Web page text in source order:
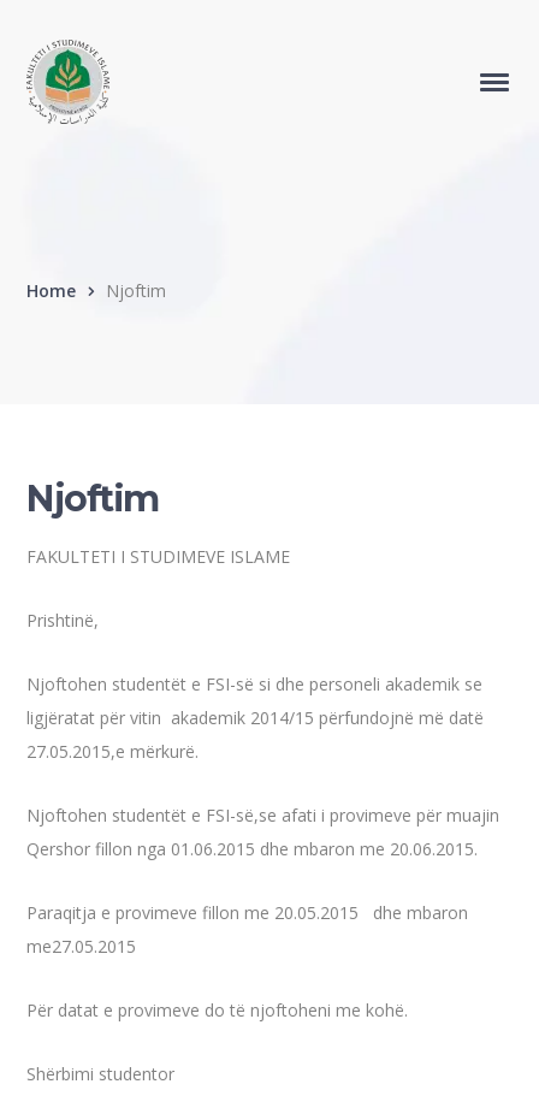
Home Njoftim
Njoftim
FAKULTETI I STUDIMEVE ISLAME
Prishtinë,
Njoftohen studentët e FSI-së si dhe personeli akademik se
ligjëratat për vitin akademik 2014/15 përfundojnë më datë
27.05.2015,e mërkurë.
Njoftohen studentët e FSI-së,se afati i provimeve për muajin
Qershor fillon nga 01.06.2015 dhe mbaron me 20.06.2015.
Paraqitja e provimeve fillon me 20.05.2015 dhe mbaron
me27.05.2015
Për datat e provimeve do të njoftoheni me kohë.
Shërbimi studentor